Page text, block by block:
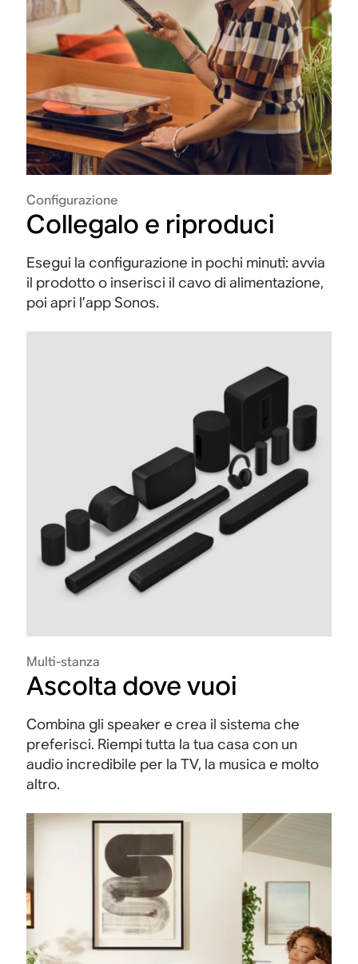
Configurazione
Collegalo e riproduci
Esegui la configurazione in pochi minuti: avvia
il prodotto o inserisci il cavo di alimentazione,
poi apri l’app Sonos.
Multi-stanza
Ascolta dove vuoi
Combina gli speaker e crea il sistema che
preferisci. Riempi tutta la tua casa con un
audio incredibile per la TV, la musica e molto
altro.